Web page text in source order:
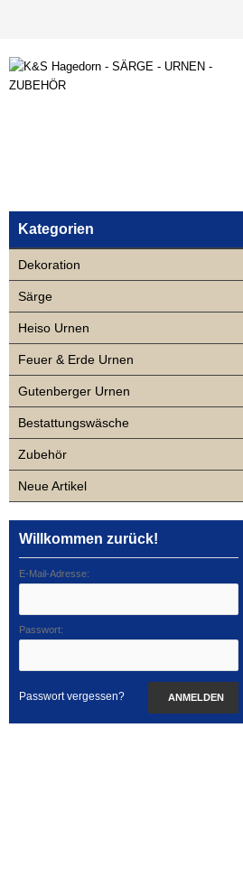
Kategorien
Dekoration
Särge
Heiso Urnen
Feuer & Erde Urnen
Gutenberger Urnen
Bestattungswäsche
Zubehör
Neue Artikel
Willkommen zurück!
E-Mail-Adresse:
Passwort:
Passwort vergessen? ANMELDEN